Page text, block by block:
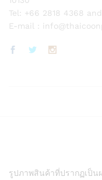
Tel: +66 2818 4368
E-mail :
รูปภาพสินค้าที่ปรากฏเป็น